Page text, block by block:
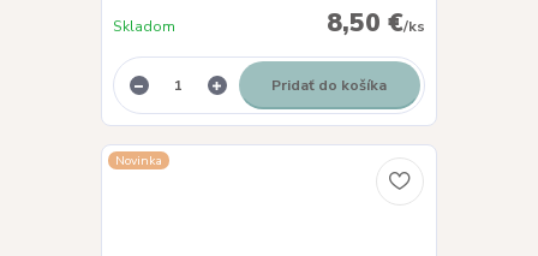
8,50 €/ks
Skladom
Pridať do košíka
Novinka